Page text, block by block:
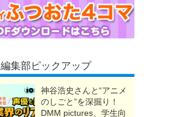
編集部ピックアップ
神谷浩史さんと“アニメ
のしごと”を深掘り！
DMM pictures、学生向